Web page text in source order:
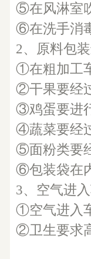
⑤在风淋室
⑥在洗手消
2、原料包
①在粗加工
②干果要经
③鸡蛋要进
④蔬菜要经
⑤面粉类要
⑥包装袋在
3、空气进
①空气进入
②卫生要求